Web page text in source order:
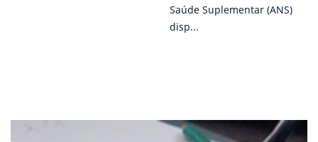
Saúde Suplementar (ANS)
disp...